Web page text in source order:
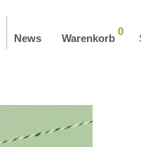
Warenkorb
0
News